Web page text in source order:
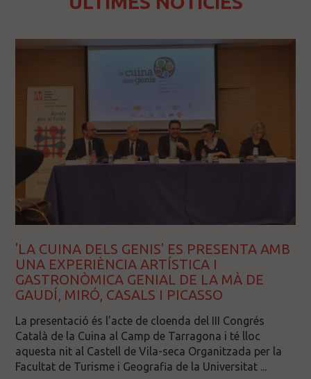
'LA CUINA DELS GENIS' ES PRESENTA AMB
UNA EXPERIÈNCIA ARTÍSTICA I
GASTRONÒMICA GENIAL DE LA MÀ DE
GAUDÍ, MIRÓ, CASALS I PICASSO
La presentació és l’acte de cloenda del III Congrés
Català de la Cuina al Camp de Tarragona i té lloc
aquesta nit al Castell de Vila-seca Organitzada per la
Facultat de Turisme i Geografia de la Universitat ...